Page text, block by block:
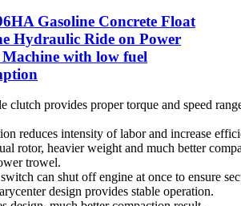
Gasoline Concrete Float
Hydraulic Ride on Power
with low fuel
clutch provides proper torque and speed
reduces intensity of labor and increase
rotor, heavier weight and much better
trowel.
can shut off engine at once to ensure
design provides stable operation.